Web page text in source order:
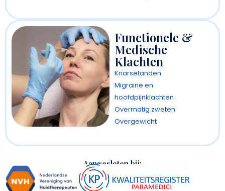
Functionele &
Medische
Klachten
Knarsetanden
Migraine en
hoofdpijnklachten
Overmatig zweten
Overgewicht
Aangesloten bij: